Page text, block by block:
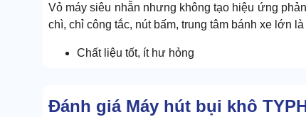
Vỏ máy siêu nhẵn nhưng không tạo hiệu ứng
chì, chỉ công tắc, nút bấm, trung tâm bánh xe lớn là
Chất liệu tốt, ít hư hỏng
Đánh giá Máy hút bụi khô